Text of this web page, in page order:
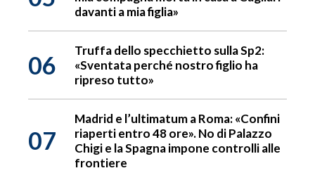
davanti a mia figlia»
06
Truffa dello specchietto sulla Sp2:
«Sventata perché nostro figlio ha
ripreso tutto»
07
Madrid e l’ultimatum a Roma: «Confini
riaperti entro 48 ore». No di Palazzo
Chigi e la Spagna impone controlli alle
frontiere